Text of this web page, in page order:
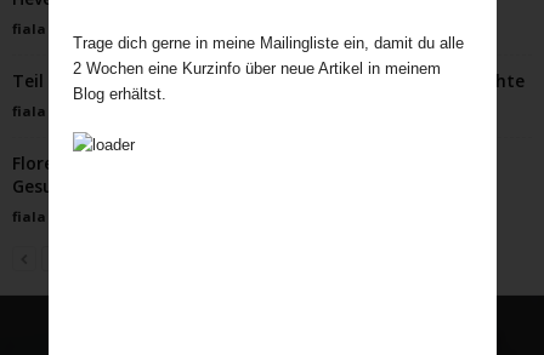
fiala
Teil 2 Wie Paul sein Haus gegen ein Narrowboat eintauschte
fiala
Florence Nightingale: Die Superheldin des
Gesundheitswesens
fiala
Trage dich gerne in meine Mailingliste ein, damit du alle
2 Wochen eine Kurzinfo über neue Artikel in meinem
Blog erhältst.